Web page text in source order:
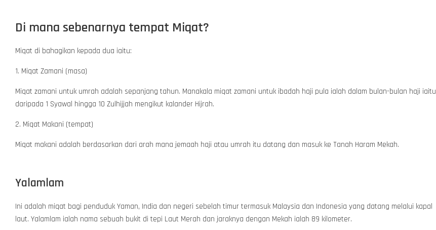
Di mana sebenarnya tempat Miqat?
Miqat di bahagikan kepada dua iaitu:
1. Miqat Zamani (masa)
Miqat zamani untuk umrah adalah sepanjang tahun. Manakala miqat zamani untuk ibadah haji pula ialah dalam bulan-bulan haji iaitu
daripada 1 Syawal hingga 10 Zulhijjah mengikut kalander Hijrah.
2. Miqat Makani (tempat)
Miqat makani adalah berdasarkan dari arah mana jemaah haji atau umrah itu datang dan masuk ke Tanah Haram Mekah.
Yalamlam
Ini adalah miqat bagi penduduk Yaman, India dan negeri sebelah timur termasuk Malaysia dan Indonesia yang datang melalui kapal
laut. Yalamlam ialah nama sebuah bukit di tepi Laut Merah dan jaraknya dengan Mekah ialah 89 kilometer.